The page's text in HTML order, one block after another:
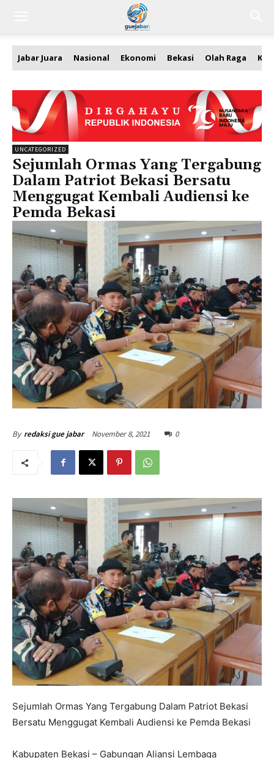
Jabar Juara Nasional Ekonomi Bekasi Olah Raga
UNCATEGORIZED
Sejumlah Ormas Yang Tergabung
Dalam Patriot Bekasi Bersatu
Menggugat Kembali Audiensi ke
Pemda Bekasi
By redaksi gue jabar November 8, 2021 0
Sejumlah Ormas Yang Tergabung Dalam Patriot Bekasi
Bersatu Menggugat Kembali Audiensi ke Pemda Bekasi
Kabupaten Bekasi – Gabungan Aliansi Lembaga